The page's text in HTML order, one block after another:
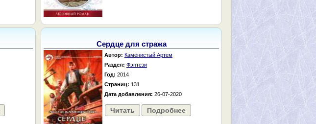
Сердце для стража
Автор: Каменистый Артем
Раздел: Фэнтези
Год: 2014
Страниц: 131
Дата добавления: 26-07-2020
Читать Подробнее